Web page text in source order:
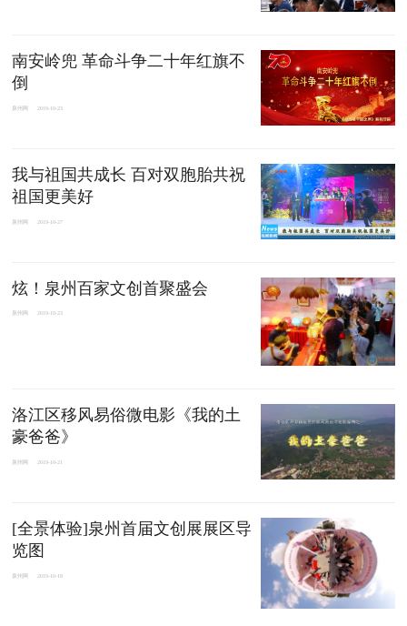
南安岭兜 革命斗争二十年红旗不
倒
泉州网 2019-10-23
我与祖国共成长 百对双胞胎共祝
祖国更美好
泉州网 2019-10-27
炫！泉州百家文创首聚盛会
泉州网 2019-10-23
洛江区移风易俗微电影《我的土
豪爸爸》
泉州网 2019-10-21
[全景体验]泉州首届文创展展区导
览图
泉州网 2019-10-18